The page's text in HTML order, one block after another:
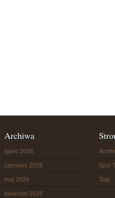
Archiwa
lipiec 2026
czerwiec 2026
maj 2026
kwiecień 2026
Spis
Tagi